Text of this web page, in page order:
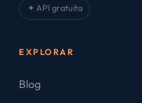
✦ API gratuita
EXPLORAR
Blog